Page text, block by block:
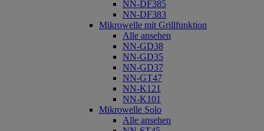
NN-DF385
NN-DF383
Mikrowelle mit Grillfunktion
Alle ansehen
NN-GD38
NN-GD35
NN-GD37
NN-GT47
NN-K121
NN-K101
Mikrowelle Solo
Alle ansehen